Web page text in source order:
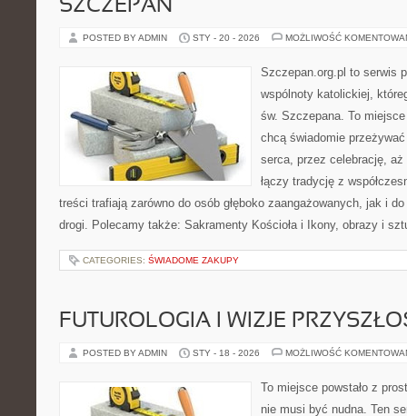
SZCZEPAN
POSTED BY ADMIN STY - 20 - 2026 MOŻLIWOŚĆ
Szczepan.org.pl to serwis
wspólnoty katolickiej,
św. Szczepana. To
chcą świadomie
serca, przez celebrację,
łączy tradycję z
treści trafiają zarówno do osób głęboko zaangażowanych, jak i
drogi. Polecamy także: Sakramenty Kościoła i Ikony, obrazy i
CATEGORIES: ŚWIADOME ZAKUPY
FUTUROLOGIA I WIZJE
POSTED BY ADMIN STY - 18 - 2026 MOŻLIWOŚĆ
To miejsce powstało z
nie musi być nudna. Ten